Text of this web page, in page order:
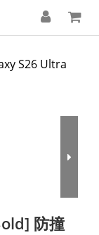
S26 Ultra
防撞